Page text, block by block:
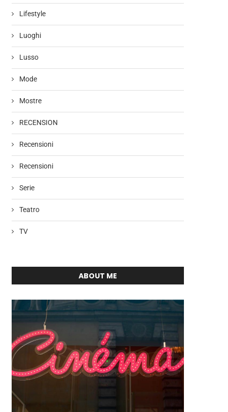
Lifestyle
Luoghi
Lusso
Mode
Mostre
RECENSION
Recensioni
Recensioni
Serie
Teatro
TV
ABOUT ME